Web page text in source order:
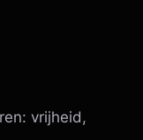
vrijheid,